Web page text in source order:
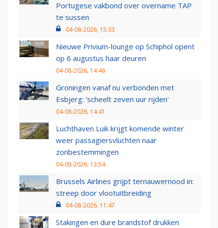
Portugese vakbond over overname TAP
te sussen
04-08-2026, 15:33
Nieuwe Privium-lounge op Schiphol opent
op 6 augustus haar deuren
04-08-2026, 14:46
Groningen vanaf nu verbonden met
Esbjerg: 'scheelt zeven uur rijden'
04-08-2026, 14:41
Luchthaven Luik krijgt komende winter
weer passagiersvluchten naar
zonbestemmingen
04-08-2026, 13:54
Brussels Airlines grijpt ternauwernood in:
streep door vlootuitbreiding
04-08-2026, 11:47
Stakingen en dure brandstof drukken